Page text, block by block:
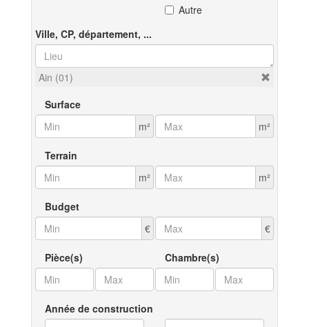
Autre
Ville, CP, département, ...
Ain (01)
Surface
m²
m²
Terrain
m²
m²
Budget
€
€
Pièce(s) Chambre(s)
Année de construction